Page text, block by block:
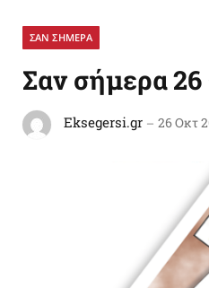
ΣΑΝ ΣΗΜΕΡΑ
Σαν σήμερα
Eksegersi.gr 26 Οκτ